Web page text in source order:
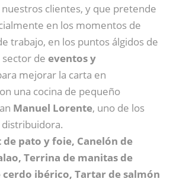
clientes, y que pretende
en los momentos de
trabajo, en los puntos álgidos de
de eventos y
mejorar la carta en
una cocina de pequeño
Manuel Lorente, uno de los
pato y foie, Canelón de
Terrina de manitas de
cerdo ibérico, Tartar de salmón